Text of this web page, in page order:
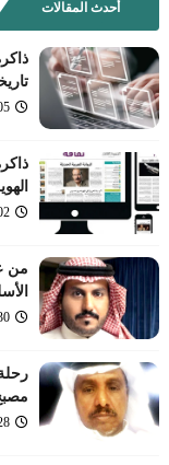
أحدث المقالات
05
02
من
30
28